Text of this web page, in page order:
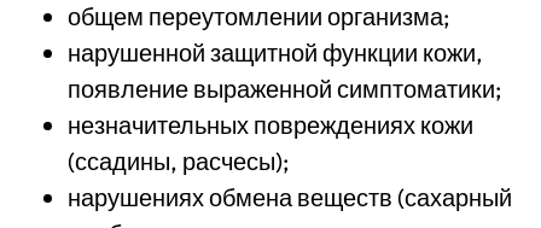
общем переутомлении организма;
нарушенной защитной функции кожи,
появление выраженной симптоматики;
незначительных повреждениях кожи
(ссадины, расчесы);
нарушениях обмена веществ (сахарный